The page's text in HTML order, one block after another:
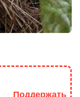
Поддержать